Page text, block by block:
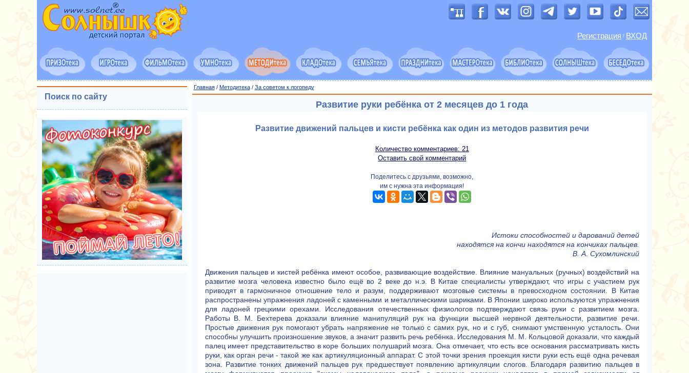
Регистрация / ВХОД
Главная/ Методитека/ За советом к логопеду
Развитие руки ребёнка от 2 месяцев до 1 года
Развитие движений пальцев и кисти ребёнка как один из методов развития речи
Количество комментариев: 21
Оставить свой комментарий
Поделитесь с друзьями, возможно,
им с нужна эта информация!
Истоки способностей и дарований детей
находятся на кончи находятся на кончиках пальцев.
В. А. Сухомлинский
Движения пальцев и кистей ребёнка имеют особое, развивающие воздействие. Влияние мануальных (ручных) воздействий на
развитие мозга человека известно было ещё во 2 веке до н.э. В Китае специалисты утверждают, что игры с участием рук
приводят в гармоничное отношение тело и разум, поддерживают мозговые системы в превосходном состоянии. В Китае
распространены упражнения ладоней с каменными и металлическими шариками. В Японии широко используются упражнения
для ладоней грецкими орехами. Исследования отечественных физиологов подтверждают связь руки с развитием мозга.
Работы В. М. Бехтерева доказали влияние манипуляций рук на функции высшей нервной деятельности, развитие речи.
Простые движения рук помогают убрать напряжение не только с самих рук, но и с губ, снимают умственную усталость. Они
способны улучшить произношение звуков, а значит развить речь ребёнка. Исследования М. М. Кольцовой доказали, что каждый
палец имеет представительство в коре больших полушарий мозга. Она отмечает, что есть все основания рассматривать кисть
руки, как орган речи - такой же как артикуляционный аппарат. С этой точки зрения проекция кисти руки есть ещё одна речевая
зона. Развитие тонких движений пальцев рук предшествует появлению артикуляции слогов. Благодаря развитию пальцев в
Поиск по сайту